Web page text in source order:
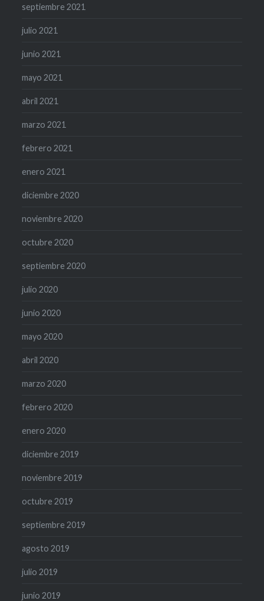
septiembre 2021
julio 2021
junio 2021
mayo 2021
abril 2021
marzo 2021
febrero 2021
enero 2021
diciembre 2020
noviembre 2020
octubre 2020
septiembre 2020
julio 2020
junio 2020
mayo 2020
abril 2020
marzo 2020
febrero 2020
enero 2020
diciembre 2019
noviembre 2019
octubre 2019
septiembre 2019
agosto 2019
julio 2019
junio 2019